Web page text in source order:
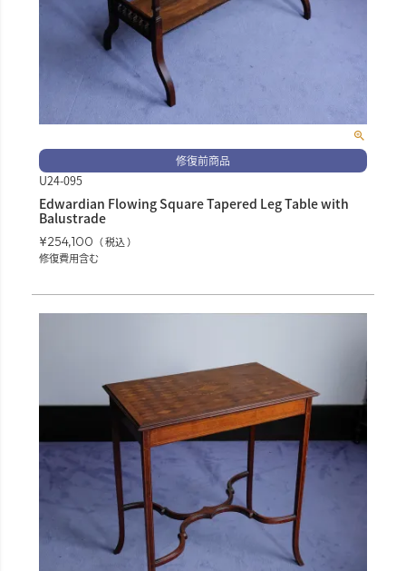
修復前商品
U24-095
Edwardian Flowing Square Tapered Leg Table with
Balustrade
¥254,100
税込
修復費用含む